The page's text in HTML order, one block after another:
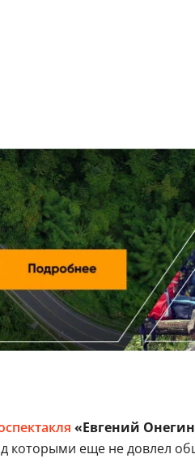
«Евгений
которыми еще не довлел